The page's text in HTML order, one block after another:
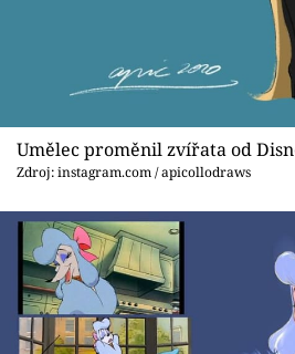
Umělec proměnil zvířata od
Zdroj: instagram.com / apicollodraws